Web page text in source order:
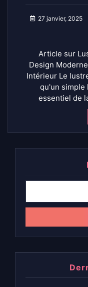
27 janvier, 2025
Article sur
Design
Intérieur Le
qu'un simple
essentiel de